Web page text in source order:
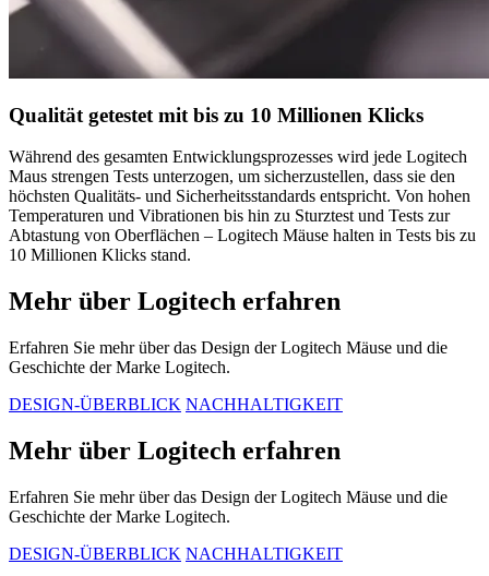
Qualität getestet mit bis zu 10 Millionen Klicks
Während des gesamten Entwicklungsprozesses wird jede Logitech
Maus strengen Tests unterzogen, um sicherzustellen, dass sie den
höchsten Qualitäts- und Sicherheitsstandards entspricht. Von hohen
Temperaturen und Vibrationen bis hin zu Sturztest und Tests zur
Abtastung von Oberflächen – Logitech Mäuse halten in Tests bis zu
10 Millionen Klicks stand.
Mehr über Logitech erfahren
Erfahren Sie mehr über das Design der Logitech Mäuse und die
Geschichte der Marke Logitech.
DESIGN-ÜBERBLICK NACHHALTIGKEIT
Mehr über Logitech erfahren
Erfahren Sie mehr über das Design der Logitech Mäuse und die
Geschichte der Marke Logitech.
DESIGN-ÜBERBLICK NACHHALTIGKEIT